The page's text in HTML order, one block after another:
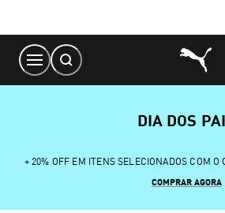
Content
DIA DOS
+ 20% OFF EM ITENS SELECIONADOS COM O
COMPRAR AGORA